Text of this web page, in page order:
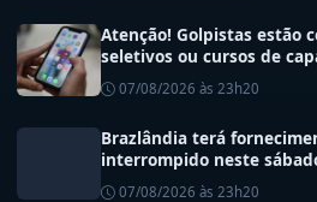
Atenção! Golpistas estão
seletivos ou cursos de
saúde do DF
07/08/2026 às 23h20
Brazlândia terá
interrompido neste
07/08/2026 às 23h20